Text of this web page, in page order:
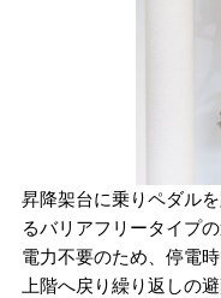
昇降架台に乗りペダル
るバリアフリータイプ
電力不要のため、停電
上階へ戻り繰り返しの避